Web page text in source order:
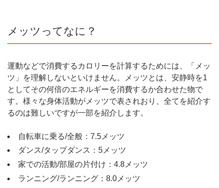
メッツってなに？
運動などで消費するカロリーを計算するためには、「メッ
ツ」を理解しないといけません。メッツとは、安静時を1
としてその何倍のエネルギーを消費するか合わせた物で
す。様々な身体活動がメッツで表されおり、全てを紹介す
るのは難しいですが一部を紹介します。
自転車に乗る/全般：7.5メッツ
ダンス/タップダンス：5メッツ
家での活動/部屋の片付け：4.8メッツ
ランニング/ランニング：8.0メッツ